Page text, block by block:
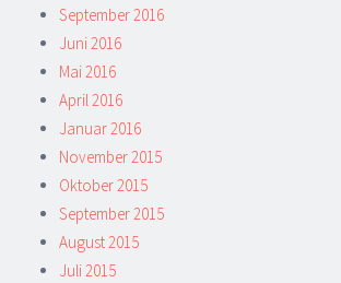
September 2016
Juni 2016
Mai 2016
April 2016
Januar 2016
November 2015
Oktober 2015
September 2015
August 2015
Juli 2015